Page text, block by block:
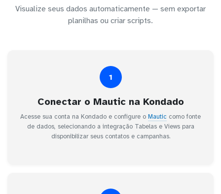
Visualize seus dados automaticamente — sem exportar
planilhas ou criar scripts.
1
Conectar o Mautic na Kondado
Acesse sua conta na Kondado e configure o Mautic como fonte
de dados, selecionando a integração Tabelas e Views para
disponibilizar seus contatos e campanhas.